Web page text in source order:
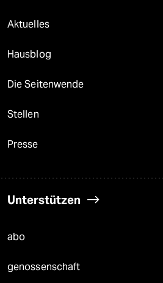
Aktuelles
Hausblog
Die Seitenwende
Stellen
Presse
Unterstützen
abo
genossenschaft